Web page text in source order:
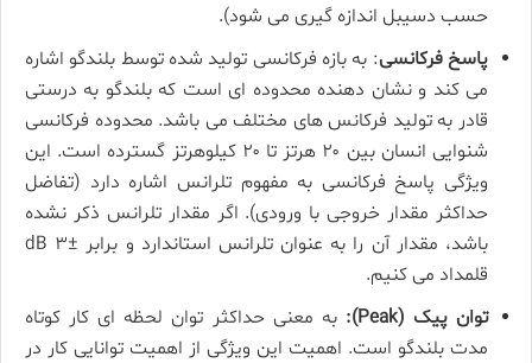
حسب دسی­بل اندازه­ گیری می ­شود).
پاسخ فرکانسی: به بازه فرکانسی تولید شده توسط بلندگو اشاره
می کند و نشان دهنده محدوده ای است که بلندگو به درستی
قادر به تولید فرکانس های مختلف می باشد. محدوده فرکانسی
شنوایی انسان بین ۲۰ هرتز تا ۲۰ کیلوهرتز گسترده است. این
ویژگی پاسخ­ فرکانسی به مفهوم تلرانس اشاره دارد (تفاضل
حداکثر مقدار خروجی با ورودی). اگر مقدار تلرانس ذکر نشده
باشد، مقدار آن را به عنوان تلرانس استاندارد و برابر ±۳ dB
قلمداد می­ کنیم.
توان پیک (Peak):
به معنی حداکثر توان لحظه­ ای کار کوتاه
مدت بلندگو است. اهمیت این ویژگی از اهمیت توانایی کار در